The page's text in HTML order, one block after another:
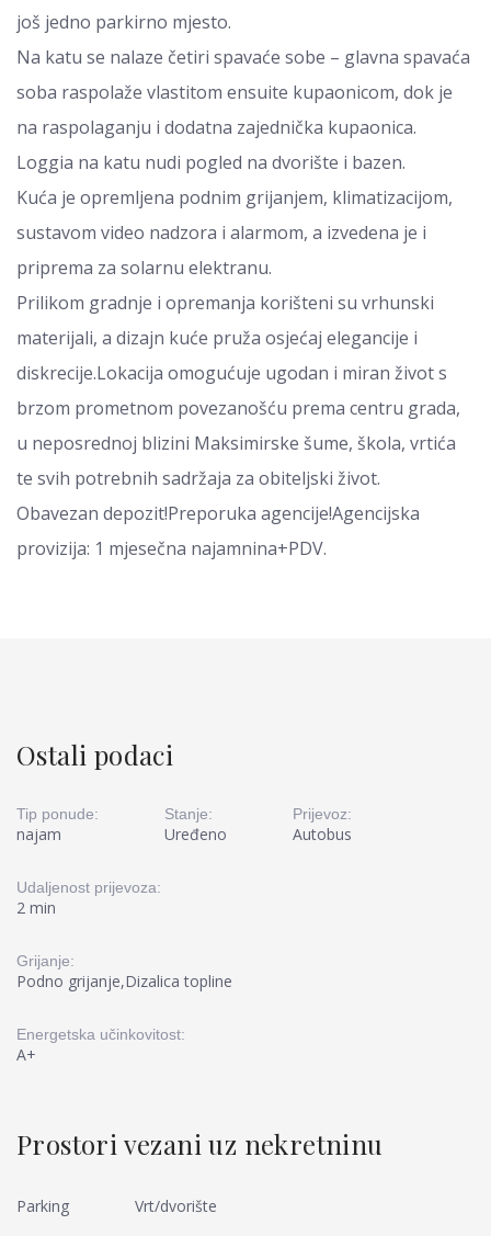
još jedno parkirno mjesto.
Na katu se nalaze četiri spavaće sobe – glavna spavaća
soba raspolaže vlastitom ensuite kupaonicom, dok je
na raspolaganju i dodatna zajednička kupaonica.
Loggia na katu nudi pogled na dvorište i bazen.
Kuća je opremljena podnim grijanjem, klimatizacijom,
sustavom video nadzora i alarmom, a izvedena je i
priprema za solarnu elektranu.
Prilikom gradnje i opremanja korišteni su vrhunski
materijali, a dizajn kuće pruža osjećaj elegancije i
diskrecije.Lokacija omogućuje ugodan i miran život s
brzom prometnom povezanošću prema centru grada,
u neposrednoj blizini Maksimirske šume, škola, vrtića
te svih potrebnih sadržaja za obiteljski život.
Obavezan depozit!Preporuka agencije!Agencijska
provizija: 1 mjesečna najamnina+PDV.
Ostali podaci
Tip ponude:
najam
Stanje:
Uređeno
Prijevoz:
Autobus
Udaljenost prijevoza:
2 min
Grijanje:
Podno grijanje,Dizalica topline
Energetska učinkovitost:
A+
Prostori vezani uz nekretninu
Parking Vrt/dvorište